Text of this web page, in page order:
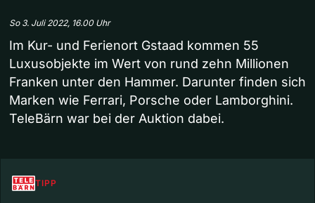
So 3. Juli 2022, 16.00 Uhr
Im Kur- und Ferienort Gstaad kommen 55
Luxusobjekte im Wert von rund zehn Millionen
Franken unter den Hammer. Darunter finden sich
Marken wie Ferrari, Porsche oder Lamborghini.
TeleBärn war bei der Auktion dabei.
TIPP